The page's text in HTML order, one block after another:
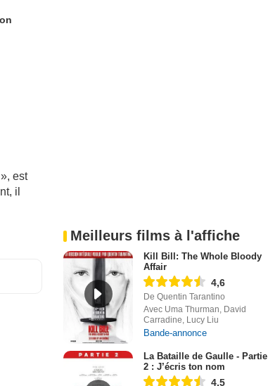
est
il
Meilleurs films à l'affiche
Kill Bill: The Whole Bloody
Affair
4,6
De Quentin Tarantino
Avec Uma Thurman, David
Carradine, Lucy Liu
Bande-annonce
La Bataille de Gaulle - Partie
2 : J’écris ton nom
4,5